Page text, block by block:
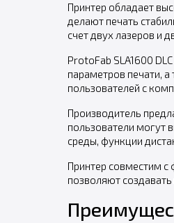
Принтер обладает
делают печать
счет двух лазеров и
ProtoFab SLA1600
параметров печати,
пользователей с
Производитель
пользователи могут
среды, функции
Принтер совместим
позволяют